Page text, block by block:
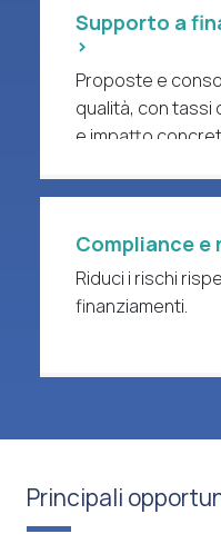
Supporto a
>
Proposte e
qualità, con
e impatto
Compliance e
Riduci i rischi
finanziamenti.
Principali